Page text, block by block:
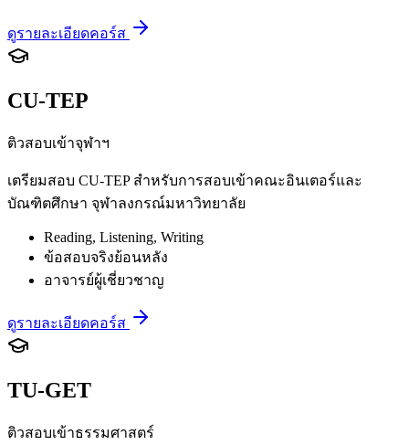
ดูรายละเอียดคอร์ส
CU-TEP
ติวสอบเข้าจุฬาฯ
เตรียมสอบ CU-TEP สำหรับการสอบเข้าคณะอินเตอร์และ
บัณฑิตศึกษา จุฬาลงกรณ์มหาวิทยาลัย
Reading, Listening, Writing
ข้อสอบจริงย้อนหลัง
อาจารย์ผู้เชี่ยวชาญ
ดูรายละเอียดคอร์ส
TU-GET
ติวสอบเข้าธรรมศาสตร์